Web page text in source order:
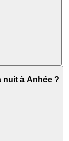
nuit à Anhée ?